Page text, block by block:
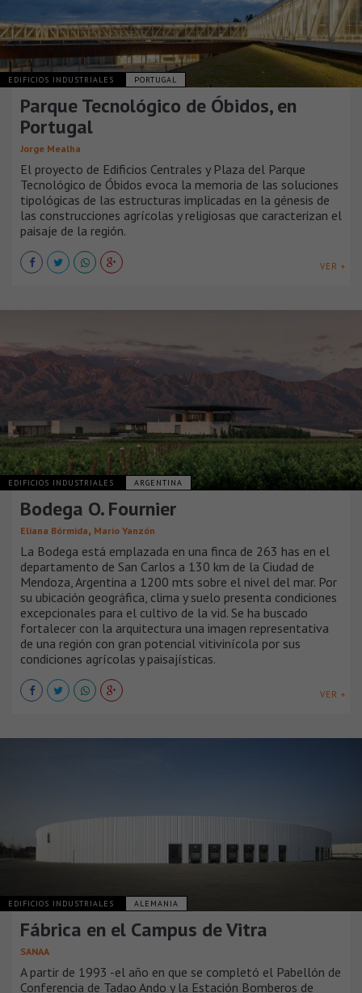
EDIFICIOS INDUSTRIALES PORTUGAL
Parque Tecnológico de Óbidos, en
Portugal
Jorge Mealha
El proyecto de Edificios Centrales y Plaza del Parque
Tecnológico de Óbidos evoca la memoria de las soluciones
tipológicas de las estructuras implicadas en la génesis de
las construcciones agrícolas y religiosas que caracterizan el
paisaje de la región.
VER +
EDIFICIOS INDUSTRIALES ARGENTINA
Bodega O. Fournier
Eliana Bórmida, Mario Yanzón
La Bodega está emplazada en una finca de 263 has en el
departamento de San Carlos a 130 km de la Ciudad de
Mendoza, Argentina a 1200 mts sobre el nivel del mar. Por
su ubicación geográfica, clima y suelo presenta condiciones
excepcionales para el cultivo de la vid. Se ha buscado
fortalecer con la arquitectura una imagen representativa
de una región con gran potencial vitivinícola por sus
condiciones agrícolas y paisajísticas.
VER +
EDIFICIOS INDUSTRIALES ALEMANIA
Fábrica en el Campus de Vitra
SANAA
A partir de 1993 -el año en que se completó el Pabellón de
Conferencia de Tadao Ando y la Estación Bomberos de